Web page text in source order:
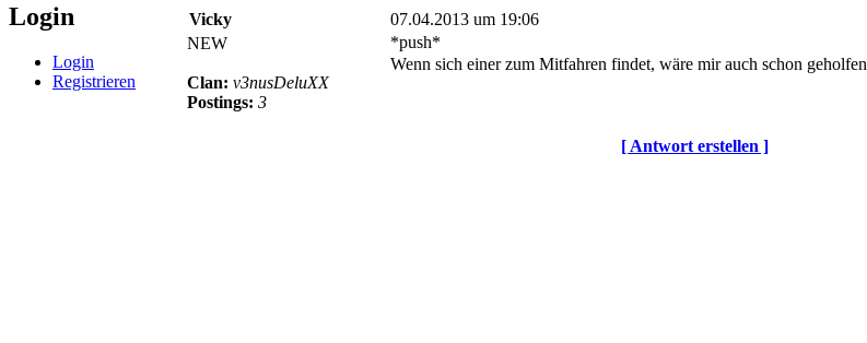
Login
Login
Registrieren
Vicky
07.04.2013 um 19:06
NEW
Clan: v3nusDeluXX
Postings: 3
*push*
Wenn sich einer zum Mitfahren findet, wäre mir auch schon geholfen
[ Antwort erstellen ]